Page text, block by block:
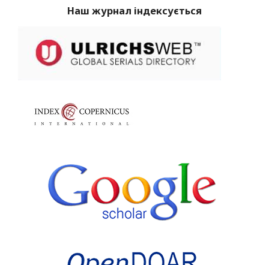
Наш журнал індексується